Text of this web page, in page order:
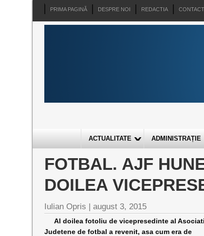
PRIMA PAGINĂ DESPRE NOI REDACTIA CONTACT
ACTUALITATE ADMINISTRAȚIE
FOTBAL. AJF
DOILEA
Iulian Opris |august 3, 2015
Al doilea fotoliu de vicepresedinte al
Judetene de fotbal a revenit, asa cum era de